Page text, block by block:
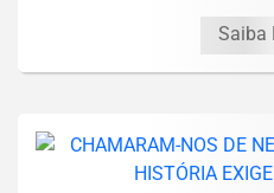
Saiba